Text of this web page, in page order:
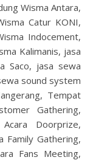
Wisma Antara,
Catur KONI,
Indocement,
Kalimanis, jasa
Saco, jasa sewa
sound system
Tempat
Gathering,
Doorprize,
Family Gathering,
Fans Meeting,